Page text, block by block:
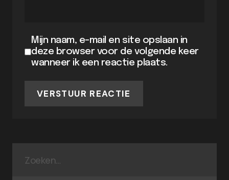
Mijn naam, e-mail en site opslaan in
deze browser voor de volgende keer
wanneer ik een reactie plaats.
VERSTUUR REACTIE